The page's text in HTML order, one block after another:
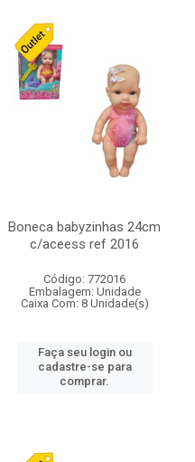
Boneca babyzinhas 24cm
c/aceess ref 2016
Código: 772016
Embalagem: Unidade
Caixa Com: 8 Unidade(s)
Faça seu login ou
cadastre-se para
comprar.